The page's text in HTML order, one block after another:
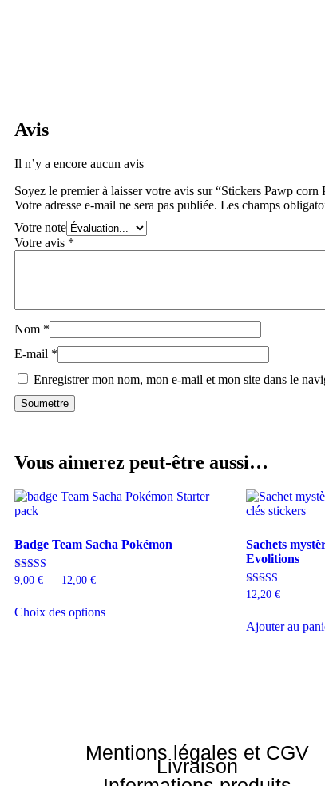
Avis
Il n’y a encore aucun avis
Soyez le premier à laisser votre avis sur “Stickers Pawp corn
Votre adresse e-mail ne sera pas publiée. Les champs
Votre note
Votre avis *
Nom *
E-mail *
Enregistrer mon nom, mon e-mail et mon site dans le
Vous aimerez peut-être aussi…
Badge Team Sacha Pokémon
Note
9,00 € – 12,00 €
Choix des options
Sachets
Evolitions
Note
12,20 €
Ajouter au
Mentions légales et CGV
Livraison